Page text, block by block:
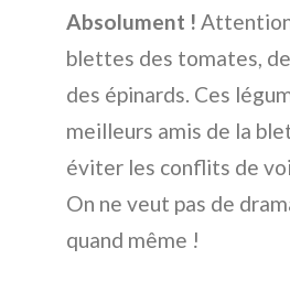
Absolument !
blettes des tomates,
des épinards. Ces
meilleurs amis de la
éviter les conflits de
On ne veut pas de
quand même !